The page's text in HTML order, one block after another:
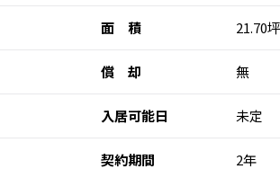
面 積 21.70
償 却 無
入居可能日 未定
契約期間 2年